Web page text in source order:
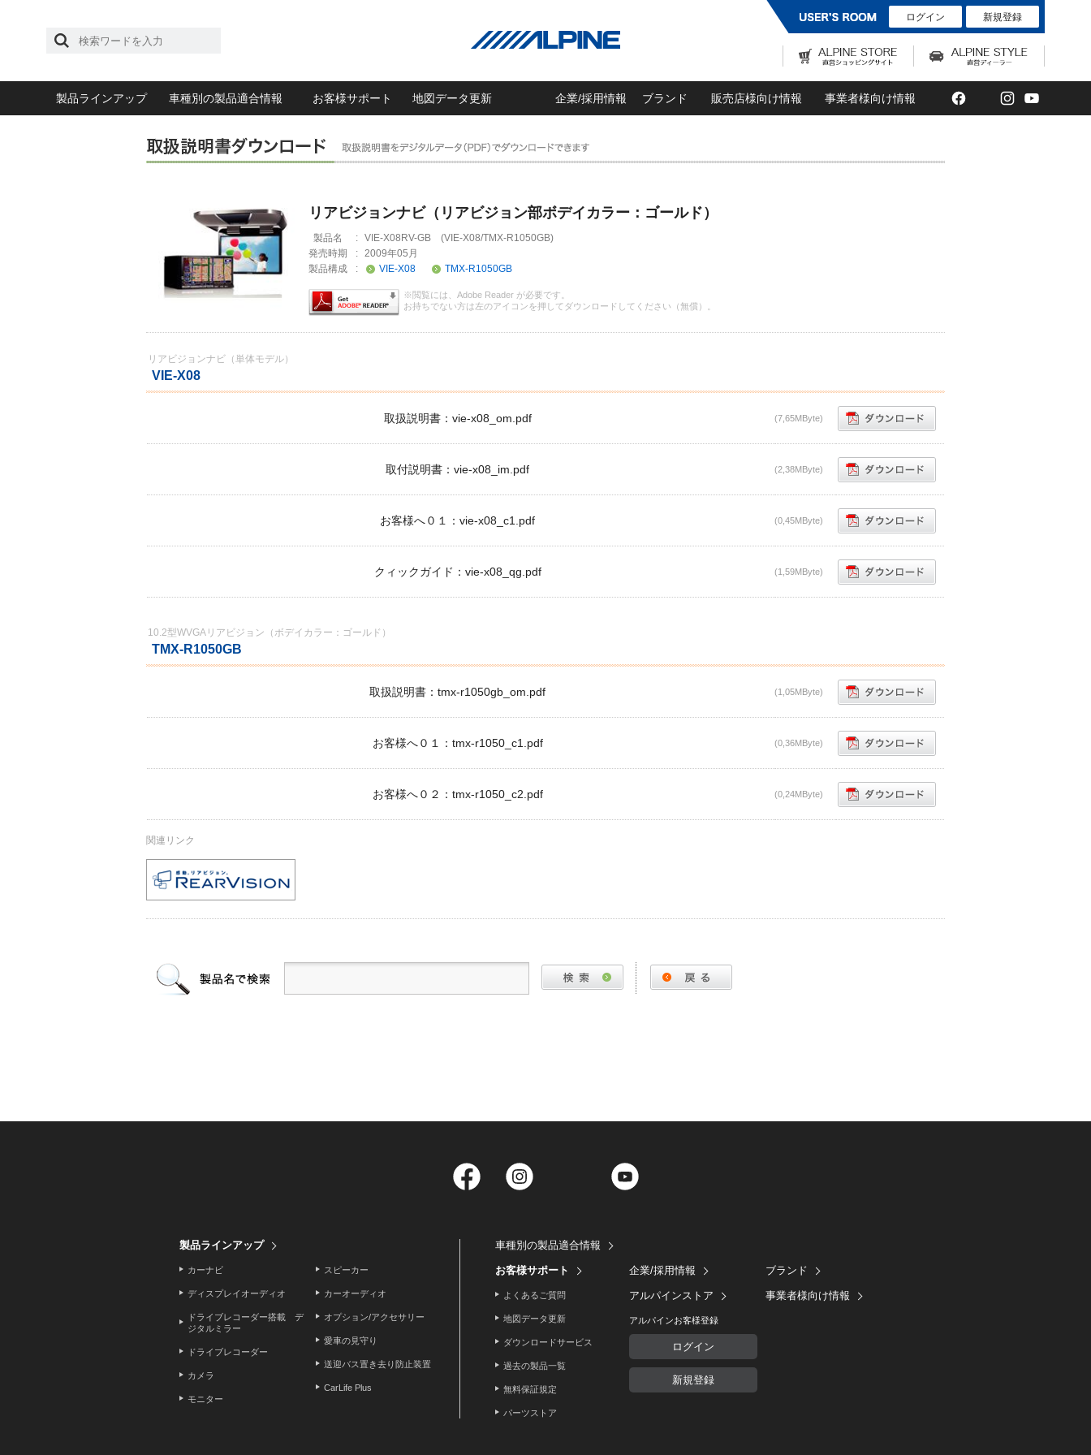
ログイン 新規登録
製品ラインアップ 車種別の製品適合情報 お客様サポート 地図データ更新 企業/採用情報 ブランド 販売店様向け情報 事業者様向け情報 Facebook
TwitterInstagram
リアビジョンナビ（リアビジョン部ボデイカラー：ゴールド）
製品名 : VIE-X08RV-GB (VIE-X08/TMX-R1050GB)
発売時期
: 2009年05月
製品構成
: VIE-X08 TMX-R1050GB
※閲覧には、Adobe Reader が必要です。
お持ちでない方は左のアイコンを押してダウンロードしてください（無償）。
リアビジョンナビ（単体モデル）
VIE-X08
取扱説明書：vie-x08_om.pdf (7,65MByte)
取付説明書：vie-x08_im.pdf (2,38MByte)
お客様へ０１：vie-x08_c1.pdf (0,45MByte)
クィックガイド：vie-x08_qg.pdf (1,59MByte)
10.2型WVGAリアビジョン（ボデイカラー：ゴールド）
TMX-R1050GB
取扱説明書：tmx-r1050gb_om.pdf (1,05MByte)
お客様へ０１：tmx-r1050_c1.pdf (0,36MByte)
お客様へ０２：tmx-r1050_c2.pdf (0,24MByte)
関連リンク
Facebook Twitter
製品ラインアップ
カーナビ
ディスプレイオーディオ
ドライブレコーダー搭載 デ
ジタルミラー
ドライブレコーダー
カメラ
モニター
スピーカー
カーオーディオ
オプション/アクセサリー
愛車の見守り
送迎バス置き去り防止装置
CarLife Plus
車種別の製品適合情報
お客様サポート
よくあるご質問
地図データ更新
ダウンロードサービス
過去の製品一覧
無料保証規定
パーツストア
企業/採用情報
アルパインストア
アルパインお客様登録
ログイン
新規登録
ブランド
事業者様向け情報